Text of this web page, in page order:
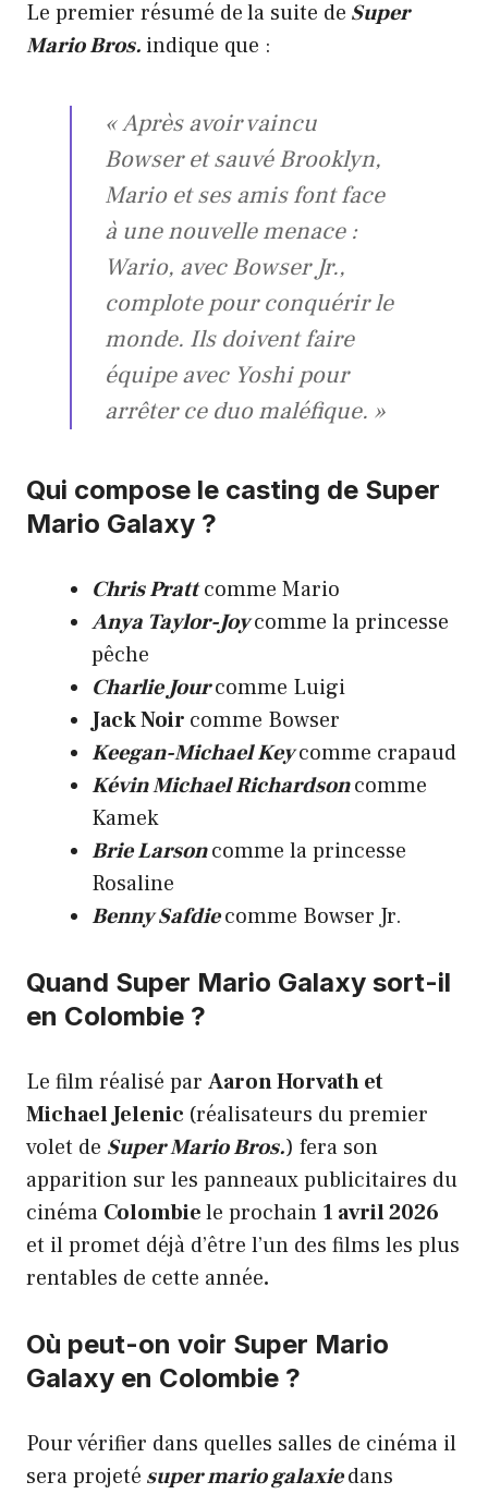
Le premier résumé dela suite de Super
Mario Bros. indique que :
« Après avoir vaincu
Bowser et sauvé Brooklyn,
Mario et ses amis font face
à une nouvelle menace :
Wario, avec Bowser Jr.,
complote pour conquérir le
monde. Ils doivent faire
équipe avec Yoshi pour
arrêter ce duo maléfique. »
Qui compose le casting de Super
Mario Galaxy ?
Chris Prattcomme Mario
Anya Taylor-Joycomme la princesse
pêche
Charlie Jourcomme Luigi
Jack Noir comme Bowser
Keegan-Michael Keycomme crapaud
Kévin Michael Richardsoncomme
Kamek
Brie Larsoncomme la princesse
Rosaline
Benny Safdiecomme Bowser Jr.
Quand Super Mario Galaxy sort-il
en Colombie ?
Le film réalisé par Aaron Horvath et
Michael Jelenic (réalisateurs du premier
volet de Super Mario Bros.) fera son
apparition sur les panneaux publicitaires du
cinéma Colombiele prochain 1 avril 2026
et il promet déjà d’être l’un des films les plus
rentables de cette année.
Où peut-on voir Super Mario
Galaxy en Colombie ?
Pour vérifier dans quelles salles de cinéma il
sera projeté super mario galaxiedans